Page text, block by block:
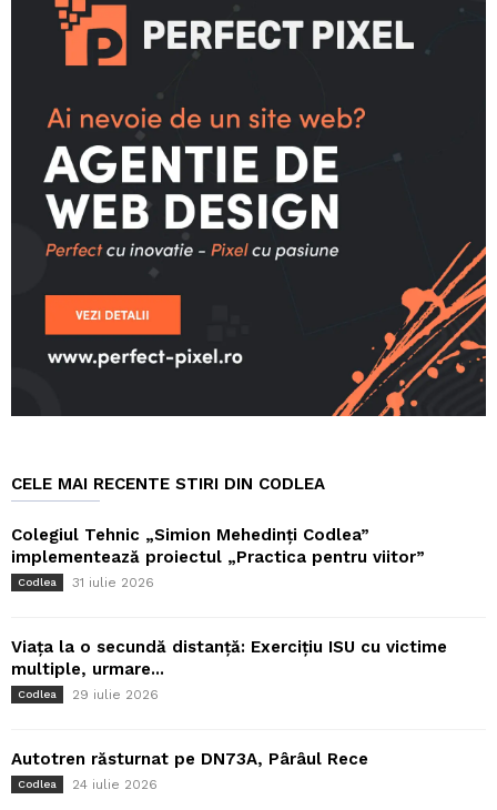
CELE MAI RECENTE STIRI DIN CODLEA
Colegiul Tehnic „Simion Mehedinți Codlea”
implementează proiectul „Practica pentru viitor”
Codlea 31 iulie 2026
Viața la o secundă distanță: Exercițiu ISU cu victime
multiple, urmare...
Codlea 29 iulie 2026
Autotren răsturnat pe DN73A, Pârâul Rece
Codlea 24 iulie 2026